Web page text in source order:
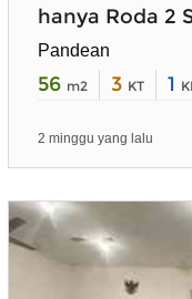
hanya Roda 2
Pandean
56 m2 3 KT 1
2 minggu yang lalu